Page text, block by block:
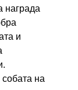
награда
и
на